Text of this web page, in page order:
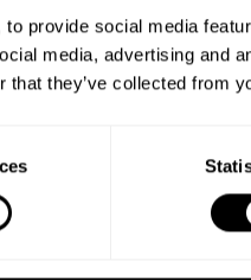
provide social media
media, advertising and
that they’ve collected from